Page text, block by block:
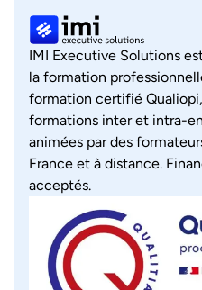
IMI Executive Solutions
la formation
formation certifié
formations inter et intra-
animées par des
France et à distance.
acceptés.